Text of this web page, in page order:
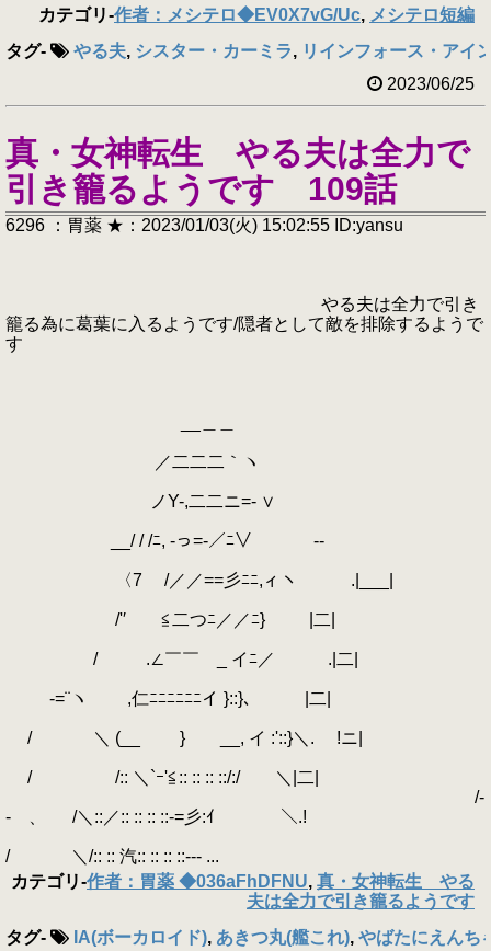
カテゴリ-作者：メシテロ◆EV0X7vG/Uc, メシテロ短編
タグ- やる夫, シスター・カーミラ, リインフォース・アイ
2023/06/25
真・女神転生 やる夫は全力で
引き籠るようです 109話
6296 ：胃薬 ★：2023/01/03(火) 15:02:55 ID:yansu
やる夫は全力で引き
籠る為に葛葉に入るようです/隠者として敵を排除するようで
す
／二二二｀ヽ
ノY-,二二ニ=- ∨
__/ / /ﾆ, -っ=-／ﾆ∨ --
〈7 /／／==彡ﾆﾆ,ィヽ .|___|
/'′ ≦二つﾆ／／ﾆ} |二|
/ .∠￣￣ _ イﾆ／ .|二|
-=¨ヽ ,仁ﾆﾆﾆﾆﾆﾆイ }::}､ |二|
/ ＼ (__ } __, イ :'::}＼. !ニ|
/ /:: ＼`ｰ'≦:: :: :: ::/:/ ＼|二|
/-
- 、 /＼::／:: :: :: ::-=彡:ｲ ＼.!
/ ＼/:: :: 汽:: :: :: ::-‐‐ ...
カテゴリ-作者：胃薬 ◆036aFhDFNU, 真・女神転生 やる
夫は全力で引き籠るようです
タグ- IA(ボーカロイド), あきつ丸(艦これ), やばたにえんち